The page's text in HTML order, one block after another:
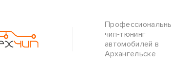
чип-тюнинг
автомобилей в
Архангельске